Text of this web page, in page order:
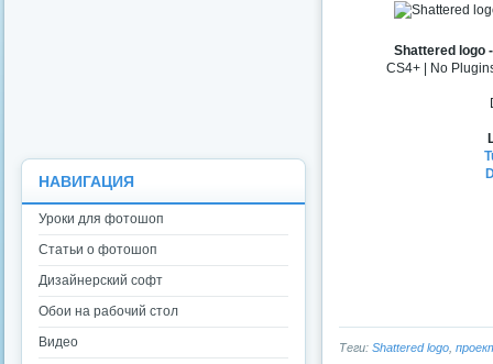
Shattered logo
CS4+ | No
Теги: Shattered logo
НАВИГАЦИЯ
Уроки для фотошоп
Статьи о фотошоп
Дизайнерский софт
Обои на рабочий стол
Видео